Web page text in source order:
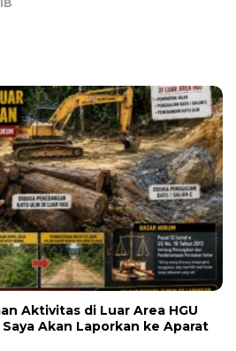
Aktivitas di Luar Area HGU
Akan Laporkan ke Aparat